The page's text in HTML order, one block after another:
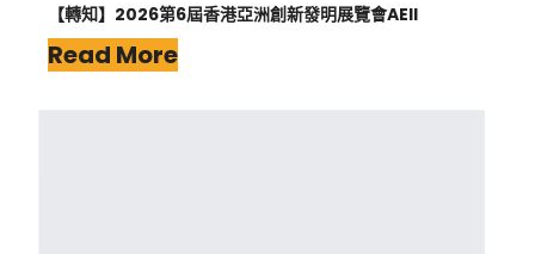
【轉知】2026第6屆香港亞洲創新發明展覽會AEII
Read More